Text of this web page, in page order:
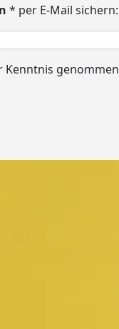
* per E-Mail sichern:
Kenntnis genommen